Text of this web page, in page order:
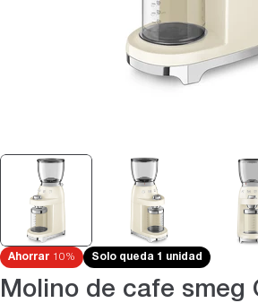
Ahorrar 10% Solo queda 1 unidad
Molino de cafe smeg